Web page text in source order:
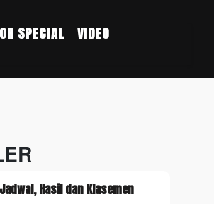
SPECIAL VIDEO
Hasil dan Klasemen